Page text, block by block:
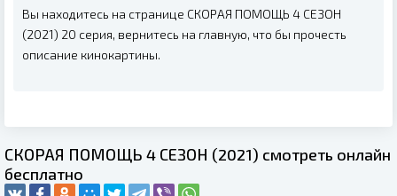
Вы находитесь на странице СКОРАЯ ПОМОЩЬ 4 СЕЗОН
(2021) 20 серия, вернитесь на главную, что бы прочесть
описание кинокартины.
СКОРАЯ ПОМОЩЬ 4 СЕЗОН (2021) смотреть онлайн
бесплатно